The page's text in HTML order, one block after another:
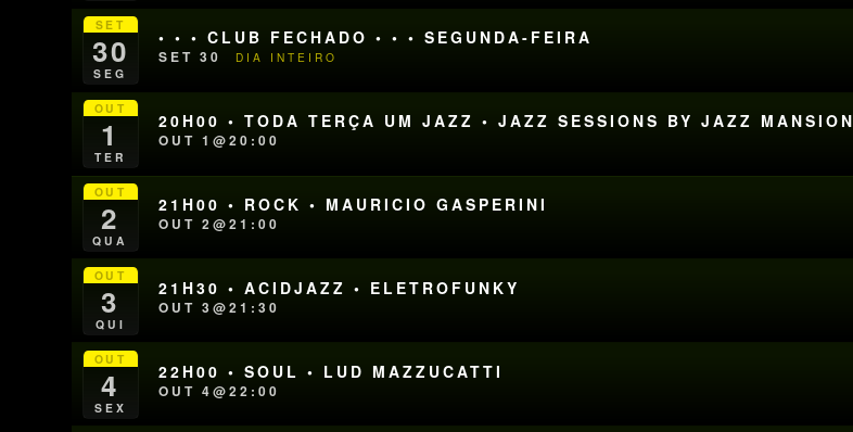
SET
30
SEG
• • • CLUB FECHADO • • • SEGUNDA-FEIRA
SET 30 DIA INTEIRO
OUT
1
TER
20H00 • TODA TERÇA UM JAZZ • JAZZ SESSIONS BY JAZZ MANSION
OUT 1@20:00
OUT
2
QUA
21H00 • ROCK • MAURICIO GASPERINI
OUT 2@21:00
OUT
3
QUI
21H30 • ACIDJAZZ • ELETROFUNKY
OUT 3@21:30
OUT
4
SEX
22H00 • SOUL • LUD MAZZUCATTI
OUT 4@22:00